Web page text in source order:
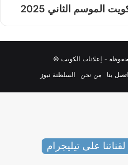
الموسم الثاني 2025
- إعلانات الكويت ©
اتصل بنا من نحن السلطنة نيوز
على تيليجرام